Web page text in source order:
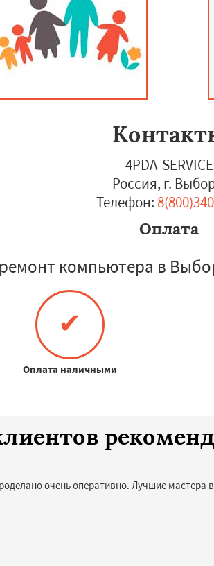
4PDA-SERVICE
Россия, г.
Телефон:
Оплата
компьютера в
✔
Оплата наличными
очень оперативно. Лучшие мастера